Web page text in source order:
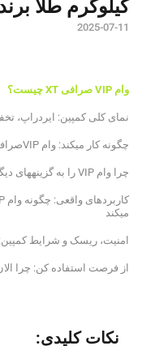
کیلوگرم طلا
2025-07-11
وام VIP صرافی XT چیست؟
نمای کلی کمپین: ایردراپ،
چگونه کار میکند: وام VIPصرافی XT
چرا وام VIP را به گزینههای دیگر ترجیح دهیم؟
میکند
امنیت، ریسک و شرایط کمپین:
از فرصت استفاده کن: چرا
نکات کلیدی: